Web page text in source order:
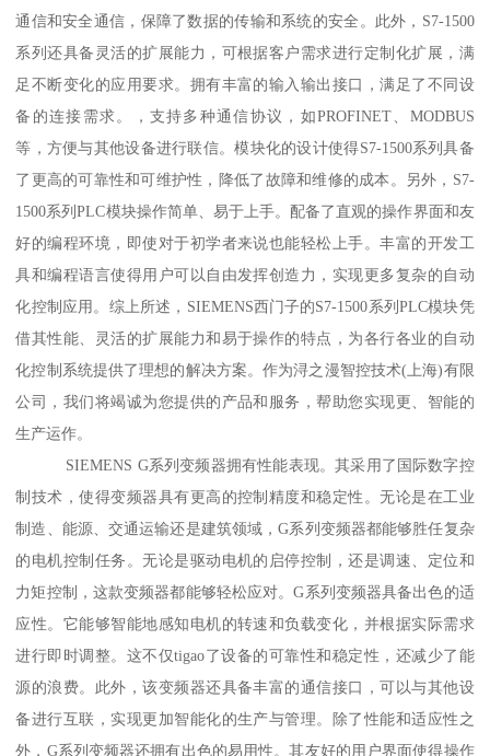
通信和安全通信，保障了数据的传输和系统的安全。此外，S7-1500
系列还具备灵活的扩展能力，可根据客户需求进行定制化扩展，满
足不断变化的应用要求。拥有丰富的输入输出接口，满足了不同设
备的连接需求。，支持多种通信协议，如PROFINET、MODBUS
等，方便与其他设备进行联信。模块化的设计使得S7-1500系列具备
了更高的可靠性和可维护性，降低了故障和维修的成本。另外，S7-
1500系列PLC模块操作简单、易于上手。配备了直观的操作界面和友
好的编程环境，即使对于初学者来说也能轻松上手。丰富的开发工
具和编程语言使得用户可以自由发挥创造力，实现更多复杂的自动
化控制应用。综上所述，SIEMENS西门子的S7-1500系列PLC模块凭
借其性能、灵活的扩展能力和易于操作的特点，为各行各业的自动
化控制系统提供了理想的解决方案。作为浔之漫智控技术(上海)有限
公司，我们将竭诚为您提供的产品和服务，帮助您实现更、智能的
生产运作。
SIEMENS G系列变频器拥有性能表现。其采用了国际数字控
制技术，使得变频器具有更高的控制精度和稳定性。无论是在工业
制造、能源、交通运输还是建筑领域，G系列变频器都能够胜任复杂
的电机控制任务。无论是驱动电机的启停控制，还是调速、定位和
力矩控制，这款变频器都能够轻松应对。G系列变频器具备出色的适
应性。它能够智能地感知电机的转速和负载变化，并根据实际需求
进行即时调整。这不仅tigao了设备的可靠性和稳定性，还减少了能
源的浪费。此外，该变频器还具备丰富的通信接口，可以与其他设
备进行互联，实现更加智能化的生产与管理。除了性能和适应性之
外，G系列变频器还拥有出色的易用性。其友好的用户界面使得操作